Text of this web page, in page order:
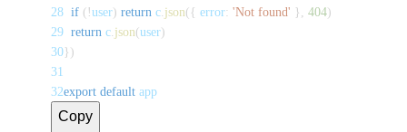
28 if ( !user) return c json( { error: 'Not found' } 404)
29 return c json(user)
30} )
31
32export default app
Copy